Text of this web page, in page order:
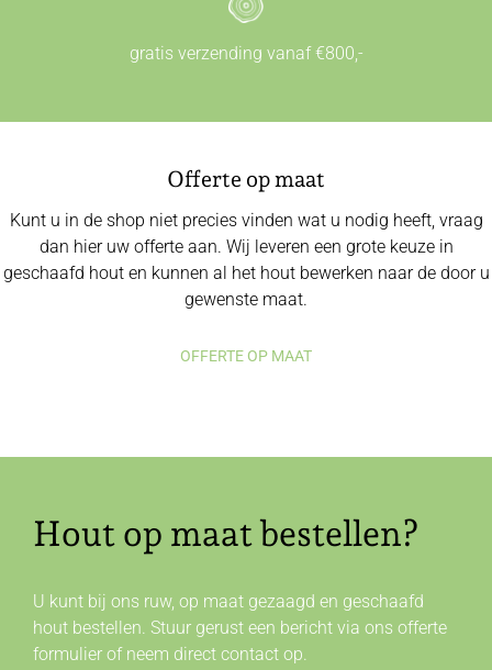
gratis verzending vanaf €800,-
Offerte op maat
Kunt u in de shop niet precies vinden wat u nodig heeft, vraag
dan hier uw offerte aan. Wij leveren een grote keuze in
geschaafd hout en kunnen al het hout bewerken naar de door u
gewenste maat.
OFFERTE OP MAAT
Hout op maat bestellen?
U kunt bij ons ruw, op maat gezaagd en geschaafd
hout bestellen. Stuur gerust een bericht via ons offerte
formulier of neem direct contactop.